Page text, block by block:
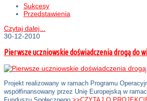
Sukcesy
Przedstawienia
Czytaj dalej...
30-12-2010
Pierwsze uczniowskie doświadczenia drogą do
Projekt realizowany w ramach Programu
współfinansowany przez Unię Europejską w